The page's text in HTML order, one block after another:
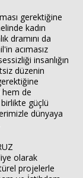
gerektiğine
kadın
dramını da
acımasız
insanlığın
düzenin
hem de
birlikte güçlü
dünyaya
olarak
projelerle